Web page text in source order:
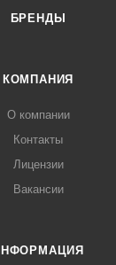
БРЕНДЫ
КОМПАНИЯ
О компании
Контакты
Лицензии
Вакансии